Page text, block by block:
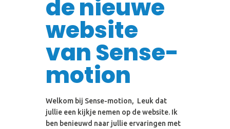
de nieuwe
website
van Sense-
motion
Welkom bij Sense-motion, Leuk dat
jullie een kijkje nemen op de website. Ik
ben benieuwd naar jullie ervaringen met